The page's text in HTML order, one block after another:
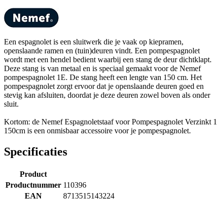
Een espagnolet is een sluitwerk die je vaak op kiepramen,
openslaande ramen en (tuin)deuren vindt. Een pompespagnolet
wordt met een hendel bedient waarbij een stang de deur dichtklapt.
Deze stang is van metaal en is speciaal gemaakt voor de Nemef
pompespagnolet 1E. De stang heeft een lengte van 150 cm. Het
pompespagnolet zorgt ervoor dat je openslaande deuren goed en
stevig kan afsluiten, doordat je deze deuren zowel boven als onder
sluit.
Kortom: de Nemef Espagnoletstaaf voor Pompespagnolet Verzinkt 1
150cm is een onmisbaar accessoire voor je pompespagnolet.
Specificaties
Product
Productnummer 110396
EAN
8713515143224